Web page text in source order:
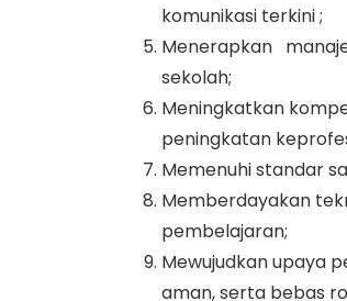
komunikasi terkini ;
Menerapkan
sekolah;
Meningkatkan
peningkatan
Memenuhi standar
Memberdayakan
pembelajaran;
Mewujudkan upaya
aman, serta bebas